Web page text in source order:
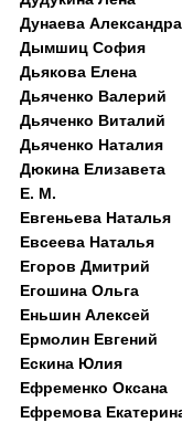
Дунаева Александра
Дымшиц София
Дьякова Елена
Дьяченко Валерий
Дьяченко Виталий
Дьяченко Наталия
Дюкина Елизавета
Е. М.
Евгеньева Наталья
Евсеева Наталья
Егоров Дмитрий
Егошина Ольга
Еньшин Алексей
Ермолин Евгений
Ескина Юлия
Ефременко Оксана
Ефремова